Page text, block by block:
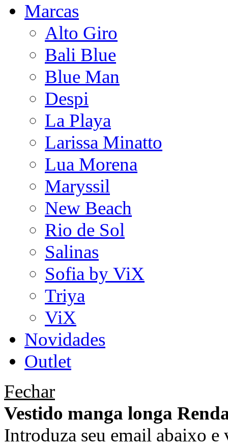
Marcas
Alto Giro
Bali Blue
Blue Man
Despi
La Playa
Larissa Minatto
Lua Morena
Maryssil
New Beach
Rio de Sol
Salinas
Sofia by ViX
Triya
ViX
Novidades
Outlet
Fechar
Vestido manga longa
Introduza seu email abaixo